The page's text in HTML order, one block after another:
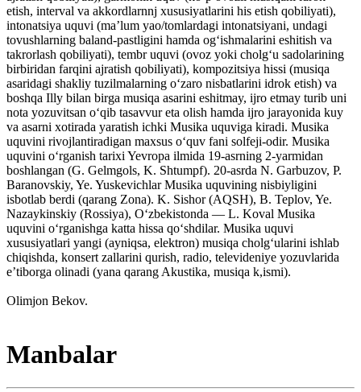
etish, interval va akkordlarnnj xususiyatlarini his etish qobiliyati),
intonatsiya uquvi (maʼlum yao/tomlardagi intonatsiyani, undagi
tovushlarning baland-pastligini hamda ogʻishmalarini eshitish va
takrorlash qobiliyati), tembr uquvi (ovoz yoki cholgʻu sadolarining
birbiridan farqini ajratish qobiliyati), kompozitsiya hissi (musiqa
asaridagi shakliy tuzilmalarning oʻzaro nisbatlarini idrok etish) va
boshqa Illy bilan birga musiqa asarini eshitmay, ijro etmay turib uni
nota yozuvitsan oʻqib tasavvur eta olish hamda ijro jarayonida kuy
va asarni xotirada yaratish ichki Musika uquviga kiradi. Musika
uquvini rivojlantiradigan maxsus oʻquv fani solfeji-odir. Musika
uquvini oʻrganish tarixi Yevropa ilmida 19-asrning 2-yarmidan
boshlangan (G. Gelmgols, K. Shtumpf). 20-asrda N. Garbuzov, P.
Baranovskiy, Ye. Yuskevichlar Musika uquvining nisbiyligini
isbotlab berdi (qarang Zona). K. Sishor (AQSH), B. Teplov, Ye.
Nazaykinskiy (Rossiya), Oʻzbekistonda — L. Koval Musika
uquvini oʻrganishga katta hissa qoʻshdilar. Musika uquvi
xususiyatlari yangi (ayniqsa, elektron) musiqa cholgʻularini ishlab
chiqishda, konsert zallarini qurish, radio, televideniye yozuvlarida
eʼtiborga olinadi (yana qarang Akustika, musiqa k,ismi).
Olimjon Bekov.
Manbalar